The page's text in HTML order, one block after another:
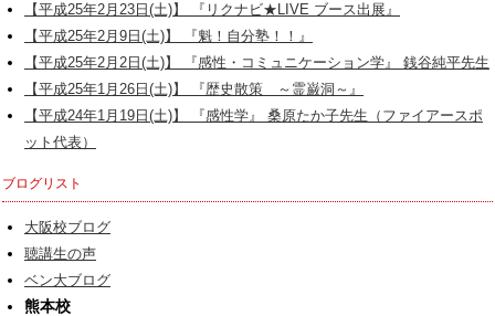
【平成25年2月23日(土)】 『リクナビ★LIVE ブース出展』
【平成25年2月9日(土)】 『魁！自分塾！！』
【平成25年2月2日(土)】 『感性・コミュニケーション学』 銭谷純平先生
【平成25年1月26日(土)】 『歴史散策 ～霊巌洞～』
【平成24年1月19日(土)】 『感性学』 桑原たか子先生（ファイアースポ
ット代表）
ブログリスト
大阪校ブログ
聴講生の声
ベン大ブログ
熊本校